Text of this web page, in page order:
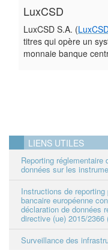
LuxCSD
LuxCSD S.A. (
titres qui opère un
monnaie banque
LIENS UTILES
Reporting
données sur les
Instructions de reporting
bancaire européenne
déclaration de données
directive (ue) 2015/2366
Surveillance des